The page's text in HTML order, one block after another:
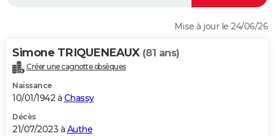
Alimentation
Guide de la santé
Maladies
Médicaments
Sommeil
VOYAGE
Destinations
City break
Voyage nature
Voyage de noces
Forum
Climat
+PHOTO
GUIDES D'ACHAT
Mise à jour le 24/06/26
Simone TRIQUENEAUX (81 ans)
Créer une cagnotte obsèques
Naissance
10/01/1942 à Chassy
Décès
21/07/2023 à Authe